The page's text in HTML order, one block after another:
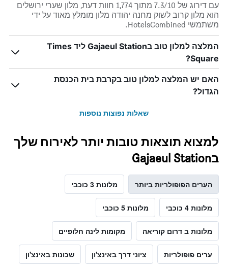
עם דירוג של 7.3/10 מתוך 1,774 חוות דעת, מלון שערי ירושלים
הוא מלון קרוב לשוק מחנה יהודה מלון מומלץ מאוד על ידי
משתמשי HotelsCombined.
המלצה למלון טוב בGajaeul Station ליד Times
Square?
האם יש המלצה למלון טוב בקרבת בית הכנסת
הגדול?
שאלות נפוצות נוספות
למצוא תוצאות טובות יותר לאירוח שלך
בGajaeul Station
הערים הפופולריות ביותר מלונות 3 כוכבי
מלונות 4 כוכבי מלונות 5 כוכבי
מלונות ב דרום קוריאה מקומות לינה חלופיים
ערים פופולריות ציוני דרך באינצ'ון שכונות באינצ'ון